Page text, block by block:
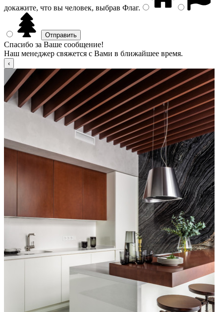
докажите, что вы человек, выбрав Флаг.
Спасибо за Ваше сообщение!
Наш менеджер свяжется с Вами в ближайшее время.